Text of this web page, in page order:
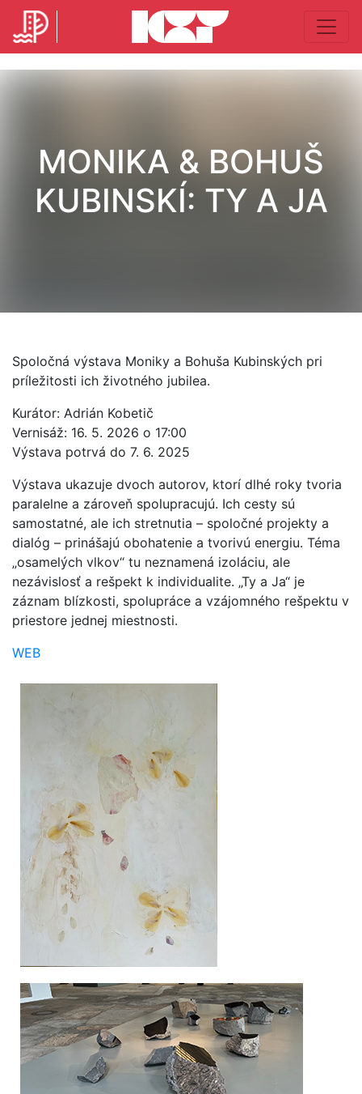
MONIKA & BOHUŠ
KUBINSKÍ: TY A JA
Spoločná výstava Moniky a Bohuša Kubinských pri
príležitosti ich životného jubilea.
Kurátor: Adrián Kobetič
Vernisáž: 16. 5. 2026 o 17:00
Výstava potrvá do 7. 6. 2025
Výstava ukazuje dvoch autorov, ktorí dlhé roky tvoria
paralelne a zároveň spolupracujú. Ich cesty sú
samostatné, ale ich stretnutia – spoločné projekty a
dialóg – prinášajú obohatenie a tvorivú energiu. Téma
„osamelých vlkov“ tu neznamená izoláciu, ale
nezávislosť a rešpekt k individualite. „Ty a Ja“ je
záznam blízkosti, spolupráce a vzájomného rešpektu v
priestore jednej miestnosti.
WEB